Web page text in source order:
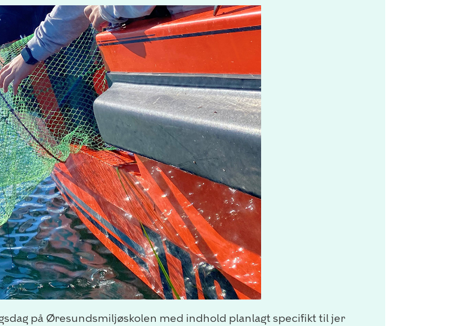
på Øresundsmiljøskolen med indhold planlagt specifikt til jer